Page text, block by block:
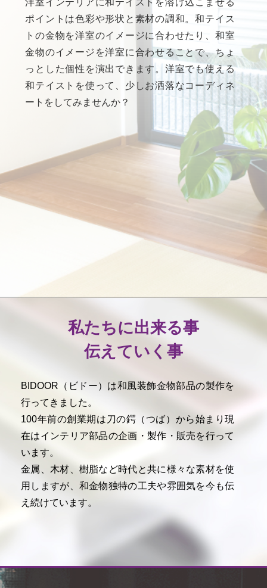
ポイントは色彩や形状と素材の調和。和テイス
トの金物を洋室のイメージに合わせたり、和室
金物のイメージを洋室に合わせることで、ちょ
っとした個性を演出できます。洋室でも使える
和テイストを使って、少しお洒落なコーディネ
ートをしてみませんか？
私たちに出来る事
伝えていく事
BIDOOR（ビドー）は和風装飾金物部品の製作を
行ってきました。
100年前の創業期は刀の鍔（つば）から始まり現
在はインテリア部品の企画・製作・販売を行って
います。
金属、木材、樹脂など時代と共に様々な素材を使
用しますが、和金物独特の工夫や雰囲気を今も伝
え続けています。